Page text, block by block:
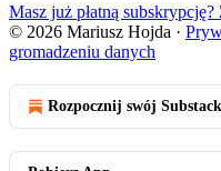
Masz już płatną subskrypcję?
© 2026 Mariusz Hojda ·
gromadzeniu danych
Rozpocznij swój Substack